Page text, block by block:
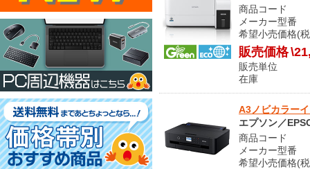
商品コード
メーカー型
希望小売価格(
販売価格
販売単
在庫
A3ノビカラー
エプソン／
商品コード
メーカー型
希望小売価格(